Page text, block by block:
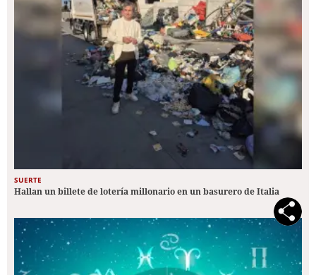
SUERTE
Hallan un billete de lotería millonario en un basurero de Italia